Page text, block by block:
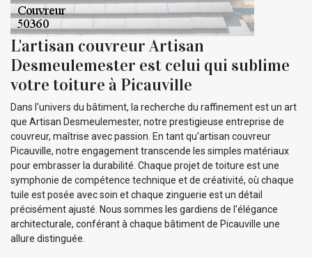
L'artisan couvreur Artisan
Desmeulemester est celui qui sublime
votre toiture à Picauville
Dans l'univers du bâtiment, la recherche du raffinement est un art
que Artisan Desmeulemester, notre prestigieuse entreprise de
couvreur, maîtrise avec passion. En tant qu'artisan couvreur
Picauville, notre engagement transcende les simples matériaux
pour embrasser la durabilité. Chaque projet de toiture est une
symphonie de compétence technique et de créativité, où chaque
tuile est posée avec soin et chaque zinguerie est un détail
précisément ajusté. Nous sommes les gardiens de l'élégance
architecturale, conférant à chaque bâtiment de Picauville une
allure distinguée.